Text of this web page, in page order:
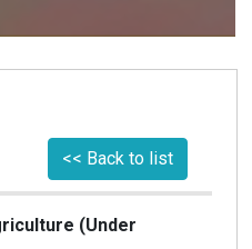
<< Back to list
(Under